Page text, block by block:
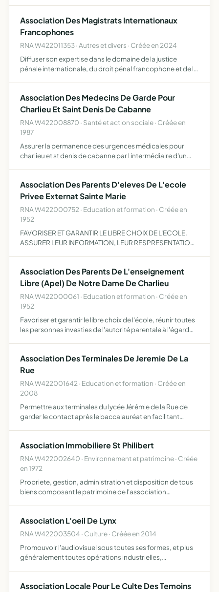
Association Des Magistrats Internationaux
Francophones
RNA W422011353 · Autres et divers · Créée en 2024
Diffuser son expertise dans le domaine de la justice
pénale internationale, du droit pénal francophone et de la
Association Des Medecins De Garde Pour
Charlieu Et Saint Denis De Cabanne
RNA W422008870 · Santé et action sociale · Créée en
1987
Assurer la permanence des urgences médicales pour
charlieu et st denis de cabanne par l intermédiaire d'un
Association Des Parents D'eleves De L'ecole
Privee Externat Sainte Marie
RNA W422000752 · Education et formation · Créée en
1952
FAVORISER ET GARANTIR LE LIBRE CHOIX DE L'ECOLE.
ASSURER LEUR INFORMATION, LEUR RESPRESENTATION.
ET CONTRIBUER A SON ANIMATION.
Association Des Parents De L'enseignement
Libre (Apel) De Notre Dame De Charlieu
RNA W422000061 · Education et formation · Créée en
1952
Favoriser et garantir le libre choix de l'école, réunir toutes
les personnes investies de l'autorité parentale à l'égard
Association Des Terminales De Jeremie De La
Rue
RNA W422001642 · Education et formation · Créée en
2008
Permettre aux terminales du lycée Jérémie de la Rue de
garder le contact après le baccalauréat en facilitant
Association Immobiliere St Philibert
RNA W422002640 · Environnement et patrimoine · Créée
en 1972
Propriete, gestion, administration et disposition de tous
biens composant le patrimoine de l'association
Association L'oeil De Lynx
RNA W422003504 · Culture · Créée en 2014
Promouvoir l'audiovisuel sous toutes ses formes, et plus
généralement toutes opérations industrielles,
l'objet so…
Association Locale Pour Le Culte Des Temoins